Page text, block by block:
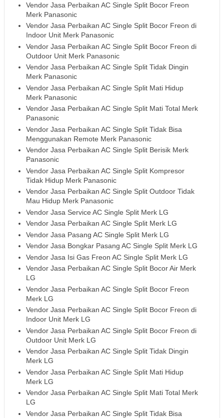
Vendor Jasa Perbaikan AC Single Split Bocor Freon
Merk Panasonic
Vendor Jasa Perbaikan AC Single Split Bocor Freon di
Indoor Unit Merk Panasonic
Vendor Jasa Perbaikan AC Single Split Bocor Freon di
Outdoor Unit Merk Panasonic
Vendor Jasa Perbaikan AC Single Split Tidak Dingin
Merk Panasonic
Vendor Jasa Perbaikan AC Single Split Mati Hidup
Merk Panasonic
Vendor Jasa Perbaikan AC Single Split Mati Total Merk
Panasonic
Vendor Jasa Perbaikan AC Single Split Tidak Bisa
Menggunakan Remote Merk Panasonic
Vendor Jasa Perbaikan AC Single Split Berisik Merk
Panasonic
Vendor Jasa Perbaikan AC Single Split Kompresor
Tidak Hidup Merk Panasonic
Vendor Jasa Perbaikan AC Single Split Outdoor Tidak
Mau Hidup Merk Panasonic
Vendor Jasa Service AC Single Split Merk LG
Vendor Jasa Perbaikan AC Single Split Merk LG
Vendor Jasa Pasang AC Single Split Merk LG
Vendor Jasa Bongkar Pasang AC Single Split Merk LG
Vendor Jasa Isi Gas Freon AC Single Split Merk LG
Vendor Jasa Perbaikan AC Single Split Bocor Air Merk
LG
Vendor Jasa Perbaikan AC Single Split Bocor Freon
Merk LG
Vendor Jasa Perbaikan AC Single Split Bocor Freon di
Indoor Unit Merk LG
Vendor Jasa Perbaikan AC Single Split Bocor Freon di
Outdoor Unit Merk LG
Vendor Jasa Perbaikan AC Single Split Tidak Dingin
Merk LG
Vendor Jasa Perbaikan AC Single Split Mati Hidup
Merk LG
Vendor Jasa Perbaikan AC Single Split Mati Total Merk
LG
Vendor Jasa Perbaikan AC Single Split Tidak Bisa